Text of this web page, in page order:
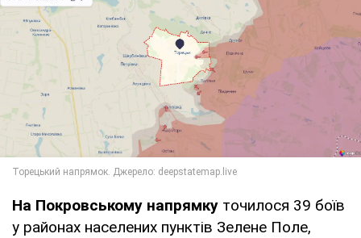
На Покровському напрямку точилося 39 боїв
у районах населених пунктів Зелене Поле,